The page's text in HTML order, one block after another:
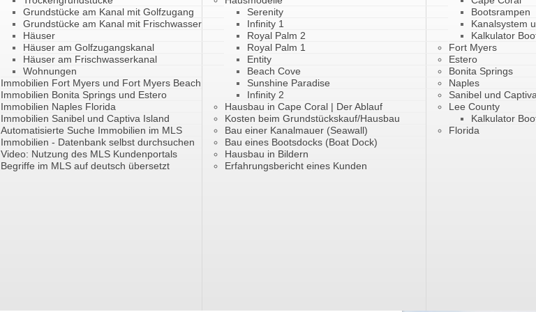
Grundstücke am Kanal mit Golfzugang
Grundstücke am Kanal mit Frischwasser
Häuser
Häuser am Golfzugangskanal
Häuser am Frischwasserkanal
Wohnungen
Immobilien Fort Myers und Fort Myers Beach
Immobilien Bonita Springs und Estero
Immobilien Naples Florida
Immobilien Sanibel und Captiva Island
Automatisierte Suche Immobilien im MLS
Immobilien - Datenbank selbst durchsuchen
Video: Nutzung des MLS Kundenportals
Begriffe im MLS auf deutsch übersetzt
Serenity
Infinity 1
Royal Palm 2
Royal Palm 1
Entity
Beach Cove
Sunshine Paradise
Infinity 2
Hausbau in Cape Coral | Der Ablauf
Kosten beim Grundstückskauf/Hausbau
Bau einer Kanalmauer (Seawall)
Bau eines Bootsdocks (Boat Dock)
Hausbau in Bildern
Erfahrungsbericht eines Kunden
Bootsrampen
Kanalsystem
Kalkulator
Fort Myers
Estero
Bonita Springs
Naples
Sanibel und
Lee County
Kalkulator
Florida